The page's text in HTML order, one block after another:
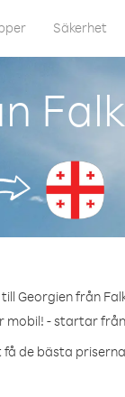
Säkerhet
Georgien från
mobil! - startar
de bästa